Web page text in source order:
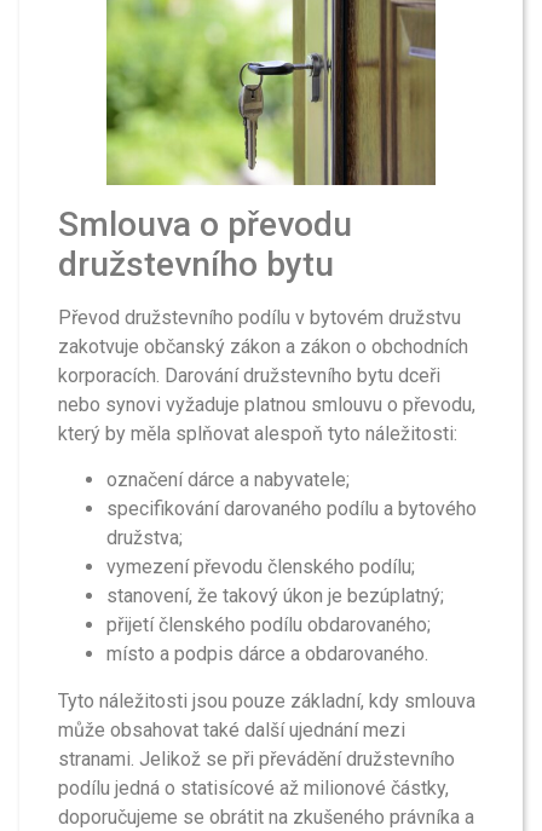
Smlouva o převodu
družstevního bytu
Převod družstevního podílu v bytovém družstvu
zakotvuje občanský zákon a zákon o obchodních
korporacích. Darování družstevního bytu dceři
nebo synovi vyžaduje platnou smlouvu o převodu,
který by měla splňovat alespoň tyto náležitosti:
označení dárce a nabyvatele;
specifikování darovaného podílu a bytového
družstva;
vymezení převodu členského podílu;
stanovení, že takový úkon je bezúplatný;
přijetí členského podílu obdarovaného;
místo a podpis dárce a obdarovaného.
Tyto náležitosti jsou pouze základní, kdy smlouva
může obsahovat také další ujednání mezi
stranami. Jelikož se při převádění družstevního
podílu jedná o statisícové až milionové částky,
doporučujeme se obrátit na zkušeného právníka a